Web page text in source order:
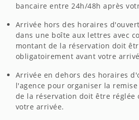
bancaire entre 24h/48h après
Arrivée hors des horaires
dans une boîte aux lettres avec
montant de la réservation doit
obligatoirement avant votre
Arrivée en dehors des horaires
l'agence pour organiser la
de la réservation doit être réglée
votre arrivée.